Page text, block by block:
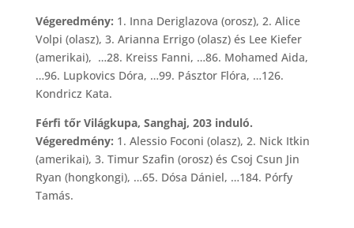
Végeredmény: 1. Inna Deriglazova (orosz), 2. Alice
Volpi (olasz), 3. Arianna Errigo (olasz) és Lee Kiefer
(amerikai), …28. Kreiss Fanni, …86. Mohamed Aida,
…96. Lupkovics Dóra, …99. Pásztor Flóra, …126.
Kondricz Kata.
Férfi tőr Világkupa, Sanghaj, 203 induló.
Végeredmény: 1. Alessio Foconi (olasz), 2. Nick Itkin
(amerikai), 3. Timur Szafin (orosz) és Csoj Csun Jin
Ryan (hongkongi), …65. Dósa Dániel, …184. Pórfy
Tamás.